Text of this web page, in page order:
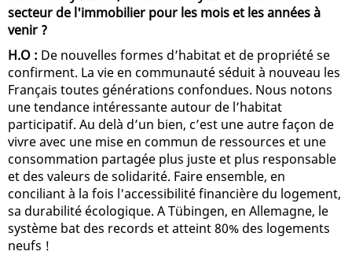
secteur de l'immobilier pour les mois et les années à
venir ?
H.O : De nouvelles formes d’habitat et de propriété se
confirment. La vie en communauté séduit à nouveau les
Français toutes générations confondues. Nous notons
une tendance intéressante autour de l’habitat
participatif. Au delà d’un bien, c’est une autre façon de
vivre avec une mise en commun de ressources et une
consommation partagée plus juste et plus responsable
et des valeurs de solidarité. Faire ensemble, en
conciliant à la fois l'accessibilité financière du logement,
sa durabilité écologique. A Tübingen, en Allemagne, le
système bat des records et atteint 80% des logements
neufs !